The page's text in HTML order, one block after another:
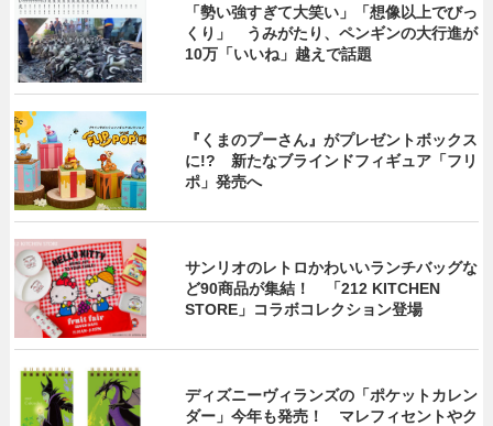
「勢い強すぎて大笑い」「想像以上でびっ
くり」 うみがたり、ペンギンの大行進が
10万「いいね」越えで話題
『くまのプーさん』がプレゼントボックス
に!? 新たなブラインドフィギュア「フリ
ポ」発売へ
サンリオのレトロかわいいランチバッグな
ど90商品が集結！ 「212 KITCHEN
STORE」コラボコレクション登場
ディズニーヴィランズの「ポケットカレン
ダー」今年も発売！ マレフィセントやク